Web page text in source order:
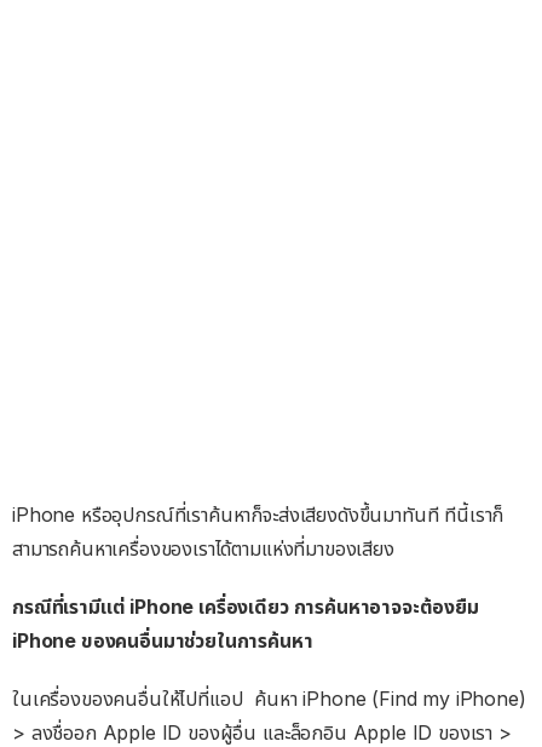
iPhone หรืออุปกรณ์ที่เราค้นหาก็จะส่งเสียงดังขึ้นมาทันที ทีนี้เราก็
สามารถค้นหาเครื่องของเราได้ตามแห่งที่มาของเสียง
กรณีที่เรามีแต่ iPhone เครื่องเดียว การค้นหาอาจจะต้องยืม
iPhone ของคนอื่นมาช่วยในการค้นหา
ในเครื่องของคนอื่นให้ไปที่แอป ค้นหา iPhone (Find my iPhone)
> ลงชื่ออก Apple ID ของผู้อื่น และล็อกอิน Apple ID ของเรา >